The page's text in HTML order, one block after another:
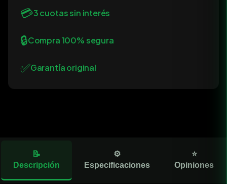
💳3 cuotas sin interés
🔒Compra 100% segura
✅Garantía original
📝
Descripción
⚙️
Especificaciones
⭐
Opiniones